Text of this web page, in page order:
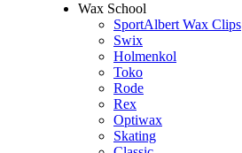
Wax School
SportAlbert Wax Clips
Swix
Holmenkol
Toko
Rode
Rex
Optiwax
Skating